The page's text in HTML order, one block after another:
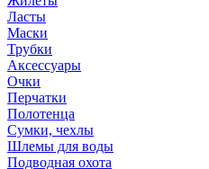
Ласты
Маски
Трубки
Аксессуары
Очки
Перчатки
Полотенца
Сумки, чехлы
Шлемы для воды
Подводная охота